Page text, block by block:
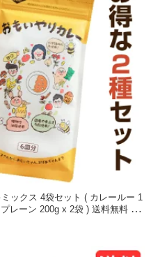
ックス 4袋セット ( カレールー 1
レーン 200g x 2袋 ) 送料無料 買
ウ 植物性油脂 カレー粉 動物性
便